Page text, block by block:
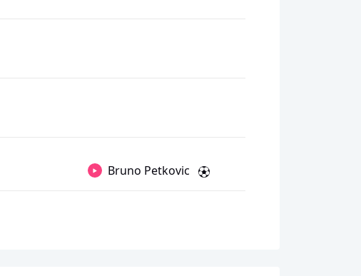
Bruno Petkovic